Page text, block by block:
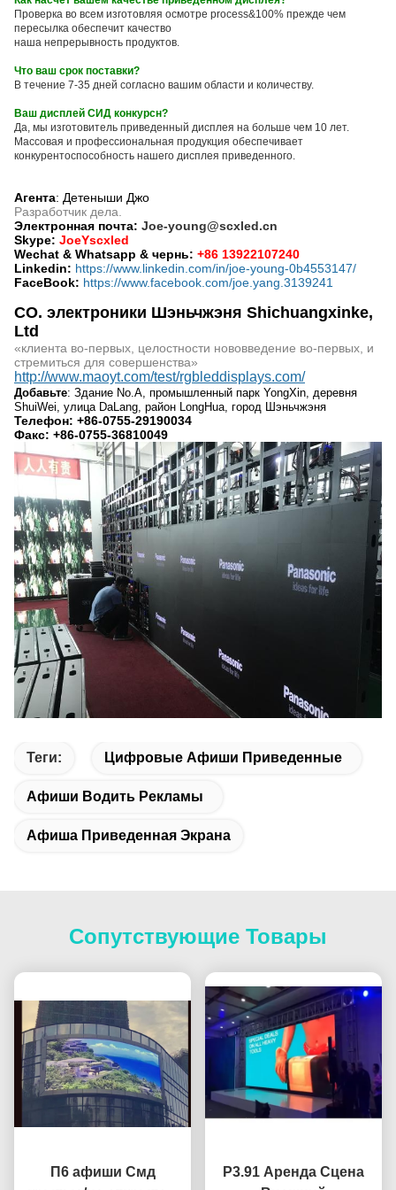
Проверка во всем изготовляя осмотре process&100% прежде чем
пересылка обеспечит качество
наша непрерывность продуктов.
Что ваш срок поставки?
В течение 7-35 дней согласно вашим области и количеству.
Ваш дисплей СИД конкурсн?
Да, мы изготовитель приведенный дисплея на больше чем 10 лет.
Массовая и профессиональная продукция обеспечивает
конкурентоспособность нашего дисплея приведенного.
Агента: Детеныши Джо
Разработчик дела.
Электронная почта: Joe-young@scxled.cn
Skype: JoeYscxled
Wechat & Whatsapp & чернь: +86 13922107240
Linkedin: https://www.linkedin.com/in/joe-young-0b4553147/
FaceBook: https://www.facebook.com/joe.yang.3139241
CO. электроники Шэньчжэня Shichuangxinke,
Ltd
«клиента во-первых, целостности нововведение во-первых, и
стремиться для совершенства»
http://www.maoyt.com/test/rgbleddisplays.com/
Добавьте: Здание No.A, промышленный парк YongXin, деревня
ShuiWei, улица DaLang, район LongHua, город Шэньчжэня
Телефон: +86-0755-29190034
Факс: +86-0755-36810049
Теги: Цифровые Афиши Приведенные
Афиши Водить Рекламы
Афиша Приведенная Экрана
Сопутствующие Товары
П6 афиши Смд
P3.91 Аренда Сцена